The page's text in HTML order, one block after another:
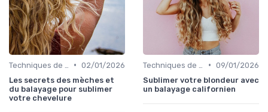
• 02/01/2026
Les secrets des mèches et
du balayage pour sublimer
votre chevelure
• 09/01/2026
Sublimer votre blondeur avec
un balayage californien